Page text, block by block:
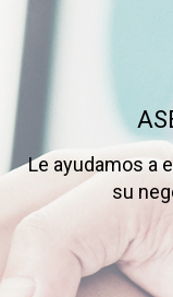
Le ayudamos a
su